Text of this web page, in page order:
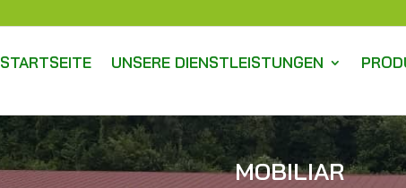
STARTSEITE UNSERE DIENSTLEISTUNGEN
MOBILIAR